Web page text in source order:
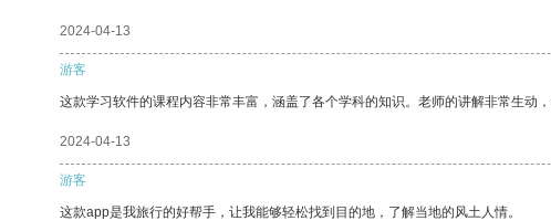
2024-04-13
游客
这款学习软件的课程内容非常丰富，涵盖了各个学科的知识。老师的讲解非常生动
2024-04-13
游客
这款app是我旅行的好帮手，让我能够轻松找到目的地，了解当地的风土人情。